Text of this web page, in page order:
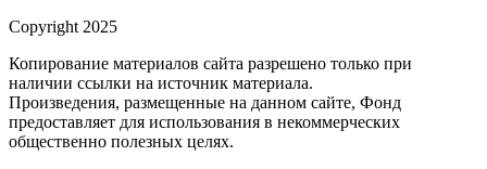
Copyright 2025
Копирование материалов сайта разрешено только при
наличии ссылки на источник материала.
Произведения, размещенные на данном сайте, Фонд
предоставляет для использования в некоммерческих
общественно полезных целях.